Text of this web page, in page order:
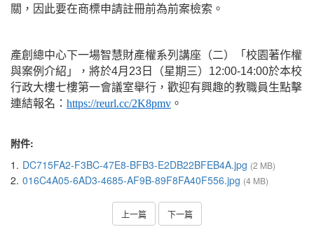
關，因此要在商標申請註冊前為前案檢索。
產創總中心下一場智慧財產權系列講座（二）「校園著作權
與案例介紹」，將於4月 23 日（星期三） 12:00-14:00於本校
行政大樓七樓第一會議室舉行，歡迎有興趣的教職員生點擊
連結報名： https://reurl.cc/2K8pmv 。
附件:
1. DC715FA2-F3BC-47E8-BFB3-E2DB22BFEB4A.jpg (2 MB)
2. 016C4A05-6AD3-4685-AF9B-89F8FA40F556.jpg (4 MB)
上一篇 下一篇